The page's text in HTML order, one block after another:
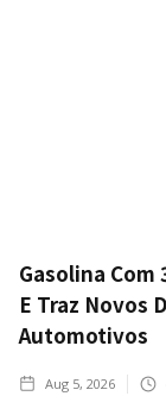
Gasolina Com
E Traz Novos
Automotivos
Aug 5, 2026